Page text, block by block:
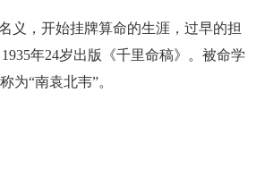
义，开始挂牌算命的生涯，过早的担
年24岁出版《千里命稿》。被命学
为“南袁北韦”。